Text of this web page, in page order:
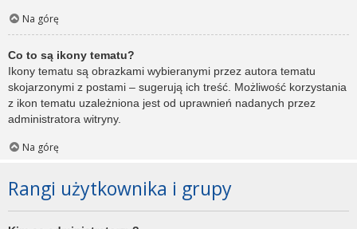
Na górę
Co to są ikony tematu?
Ikony tematu są obrazkami wybieranymi przez autora tematu
skojarzonymi z postami – sugerują ich treść. Możliwość korzystania
z ikon tematu uzależniona jest od uprawnień nadanych przez
administratora witryny.
Na górę
Rangi użytkownika i grupy